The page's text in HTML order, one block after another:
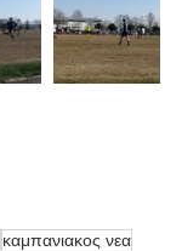
καμπανιακος νεα